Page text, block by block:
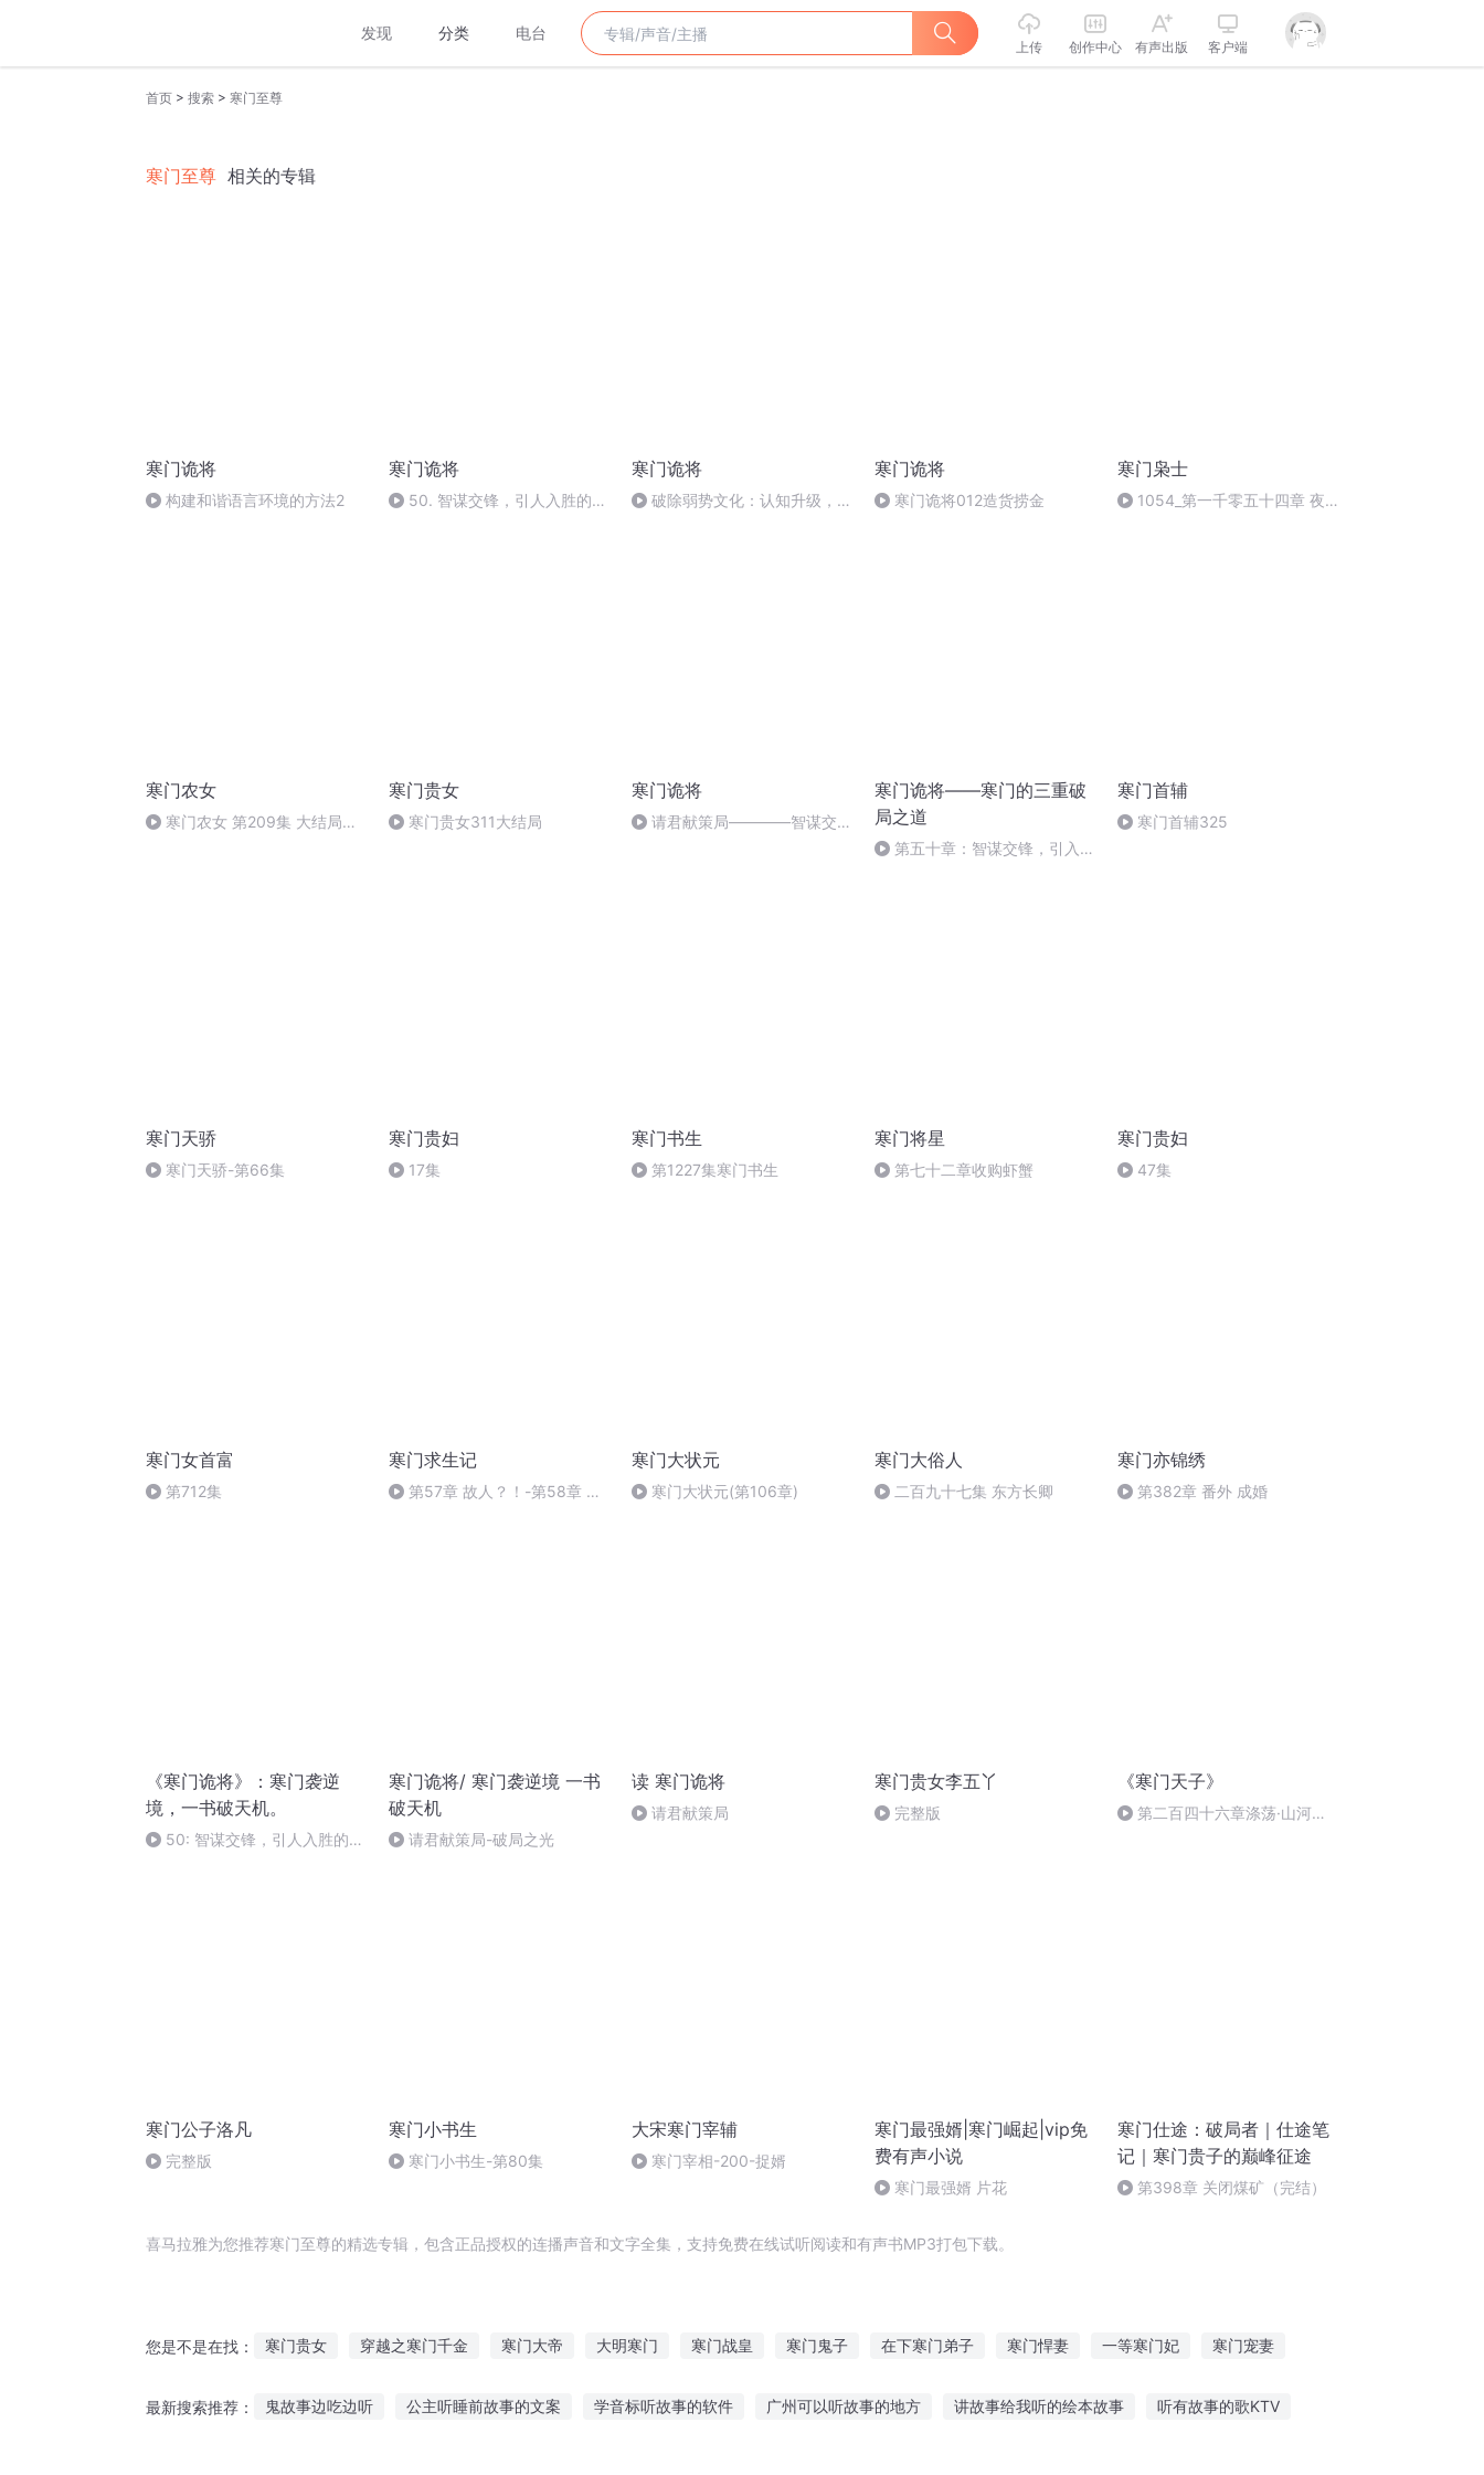
发现 分类 电台
上传 创作中心 有声出版 客户端
首页 > 搜索 > 寒门至尊
寒门至尊 相关的专辑
寒门诡将
构建和谐语言环境的方法2
寒门诡将
50. 智谋交锋，引人入胜的权
寒门诡将
破除弱势文化：认知升级，活
寒门诡将
寒门诡将012造货捞金
寒门枭士
1054_第一千零五十四章 夜
寒门农女
寒门农女 第209集 大结局
寒门贵女
寒门贵女311大结局
寒门诡将
请君献策局————智谋交
寒门诡将——寒门的三重破
局之道
第五十章：智谋交锋，引入入
寒门首辅
寒门首辅325
寒门天骄
寒门天骄-第66集
寒门贵妇
17集
寒门书生
第1227集寒门书生
寒门将星
第七十二章收购虾蟹
寒门贵妇
47集
寒门女首富
第712集
寒门求生记
第57章 故人？！-第58章 改
寒门大状元
寒门大状元(第106章)
寒门大俗人
二百九十七集 东方长卿
寒门亦锦绣
第382章 番外 成婚
《寒门诡将》：寒门袭逆
境，⼀书破天机。
50: 智谋交锋，引人入胜的权
寒门诡将/ 寒门袭逆境 一书
破天机
请君献策局-破局之光
读 寒门诡将
请君献策局
寒门贵女李五丫
完整版
《寒门天子》
第二百四十六章涤荡·山河为
寒门公子洛凡
完整版
寒门小书生
寒门小书生-第80集
大宋寒门宰辅
寒门宰相-200-捉婿
寒门最强婿|寒门崛起|vip免
费有声小说
寒门最强婿 片花
寒门仕途：破局者｜仕途笔
记｜寒门贵子的巅峰征途
第398章 关闭煤矿（完结）
喜马拉雅为您推荐寒门至尊的精选专辑，包含正品授权的连播声音和文字全集，支持免费在线试听阅读和有声书MP3打包下载。
您是不是在找： 寒门贵女 穿越之寒门千金 寒门大帝 大明寒门 寒门战皇 寒门鬼子 在下寒门弟子 寒门悍妻 一等寒门妃 寒门宠妻
最新搜索推荐： 鬼故事边吃边听 公主听睡前故事的文案 学音标听故事的软件 广州可以听故事的地方 讲故事给我听的绘本故事 听有故事的歌KTV